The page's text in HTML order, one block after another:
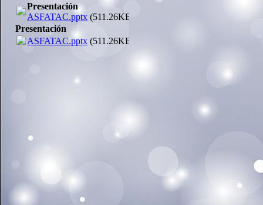
Presentación
ASFATAC.pptx (511.26KB)
Presentación
ASFATAC.pptx (511.26KB)